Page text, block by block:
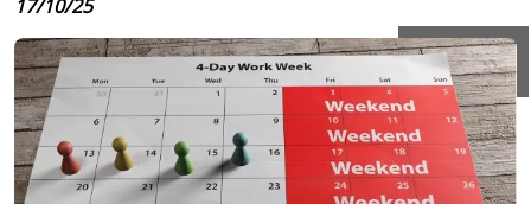
17/10/25